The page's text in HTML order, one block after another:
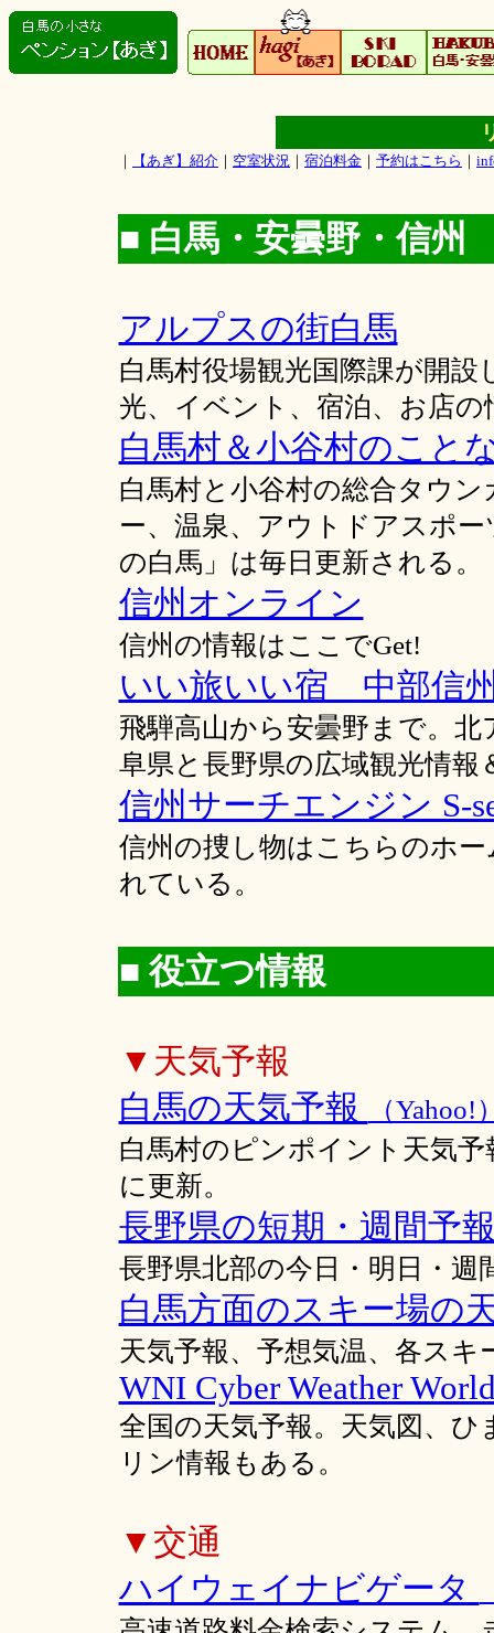
｜ 【あぎ】紹介 ｜ 空室状況 ｜ 宿泊料金 ｜ 予約はこちら ｜
■ 白馬・安曇野・信州
アルプスの街白馬
白馬村役場観光国際課が開
光、イベント、宿泊、お店
白馬村＆小谷村のこと
白馬村と小谷村の総合タウ
ー、温泉、アウトドアスポ
の白馬」は毎日更新される。
信州オンライン
信州の情報はここでGet!
いい旅いい宿 中部信
飛騨高山から安曇野まで。
阜県と長野県の広域観光情報
信州サーチエンジン S-
信州の捜し物はこちらのホ
れている。
■ 役立つ情報
▼天気予報
白馬の天気予報
（Yahoo!
白馬村のピンポイント天気
に更新。
長野県の短期・週間予
長野県北部の今日・明日・週
白馬方面のスキー場の
天気予報、予想気温、各ス
WNI Cyber Weather
全国の天気予報。天気図、
リン情報もある。
▼交通
ハイウェイナビゲータ